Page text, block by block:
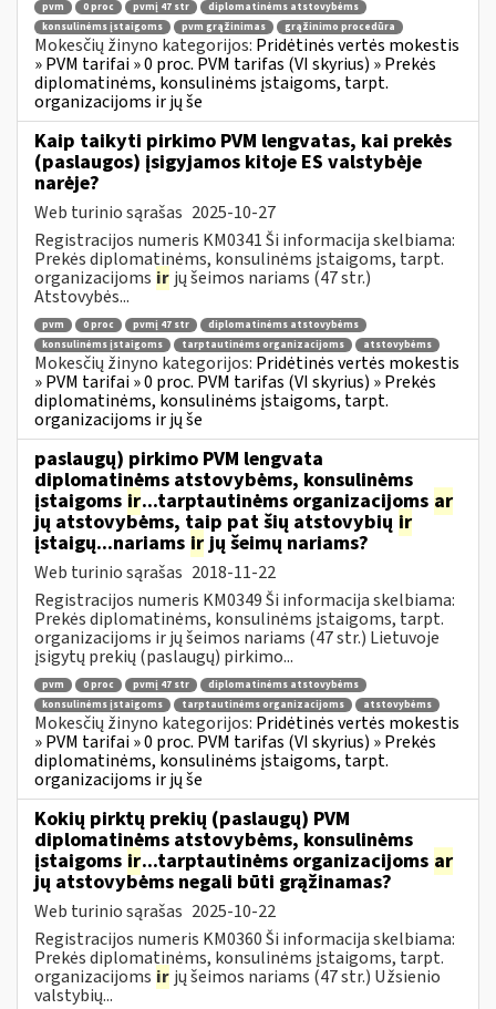
pvm 0 proc pvmį 47 str
diplomatinėms atstovybėms
konsulinėms įstaigoms
pvm grąžinimas grąžinimo procedūra
Mokesčių žinyno kategorijos: Pridėtinės vertės mokestis
» PVM tarifai » 0 proc. PVM tarifas (VI skyrius) » Prekės
diplomatinėms, konsulinėms įstaigoms, tarpt.
organizacijoms ir jų še
Kaip taikyti pirkimo PVM lengvatas, kai prekės
(paslaugos) įsigyjamos kitoje ES valstybėje
narėje?
Web turinio sąrašas 2025-10-27
Registracijos numeris KM0341 Ši informacija skelbiama:
Prekės diplomatinėms, konsulinėms įstaigoms, tarpt.
organizacijoms ir jų šeimos nariams (47 str.)
Atstovybės...
pvm 0 proc pvmį 47 str
diplomatinėms atstovybėms
konsulinėms įstaigoms
tarptautinėms organizacijoms atstovybėms
Mokesčių žinyno kategorijos: Pridėtinės vertės mokestis
» PVM tarifai » 0 proc. PVM tarifas (VI skyrius) » Prekės
diplomatinėms, konsulinėms įstaigoms, tarpt.
organizacijoms ir jų še
paslaugų) pirkimo PVM lengvata
diplomatinėms atstovybėms, konsulinėms
įstaigoms ir...tarptautinėms organizacijoms ar
jų atstovybėms, taip pat šių atstovybių ir
įstaigų...nariams irjų šeimų nariams?
Web turinio sąrašas 2018-11-22
Registracijos numeris KM0349 Ši informacija skelbiama:
Prekės diplomatinėms, konsulinėms įstaigoms, tarpt.
organizacijoms ir jų šeimos nariams (47 str.) Lietuvoje
įsigytų prekių (paslaugų) pirkimo...
pvm 0 proc pvmį 47 str
diplomatinėms atstovybėms
konsulinėms įstaigoms
tarptautinėms organizacijoms atstovybėms
Mokesčių žinyno kategorijos: Pridėtinės vertės mokestis
» PVM tarifai » 0 proc. PVM tarifas (VI skyrius) » Prekės
diplomatinėms, konsulinėms įstaigoms, tarpt.
organizacijoms ir jų še
Kokių pirktų prekių (paslaugų) PVM
diplomatinėms atstovybėms, konsulinėms
įstaigoms ir...tarptautinėms organizacijoms ar
jų atstovybėms negali būti grąžinamas?
Web turinio sąrašas 2025-10-22
Registracijos numeris KM0360 Ši informacija skelbiama:
Prekės diplomatinėms, konsulinėms įstaigoms, tarpt.
organizacijoms ir jų šeimos nariams (47 str.) Užsienio
valstybių...